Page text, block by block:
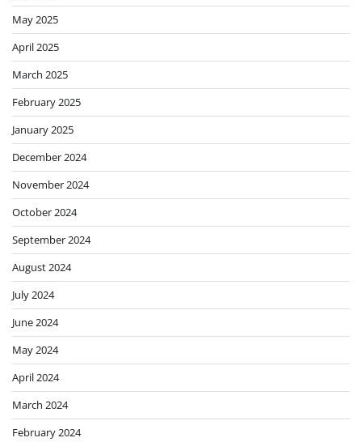
May 2025
April 2025
March 2025
February 2025
January 2025
December 2024
November 2024
October 2024
September 2024
August 2024
July 2024
June 2024
May 2024
April 2024
March 2024
February 2024